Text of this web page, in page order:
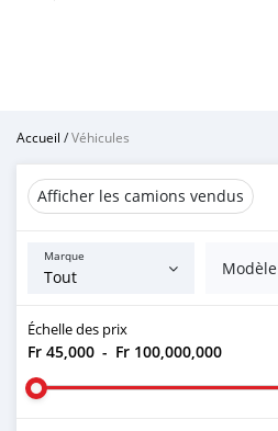
Accueil /Véhicules
Afficher les camions vendus
Marque
Modèle
Échelle des prix
Fr 45,000 - Fr 100,000,000